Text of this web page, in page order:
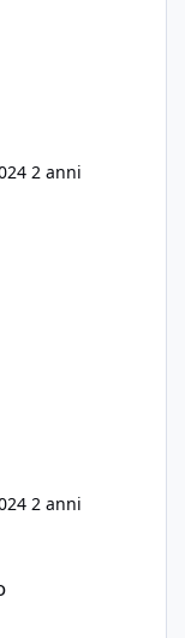
2 anni
2 anni